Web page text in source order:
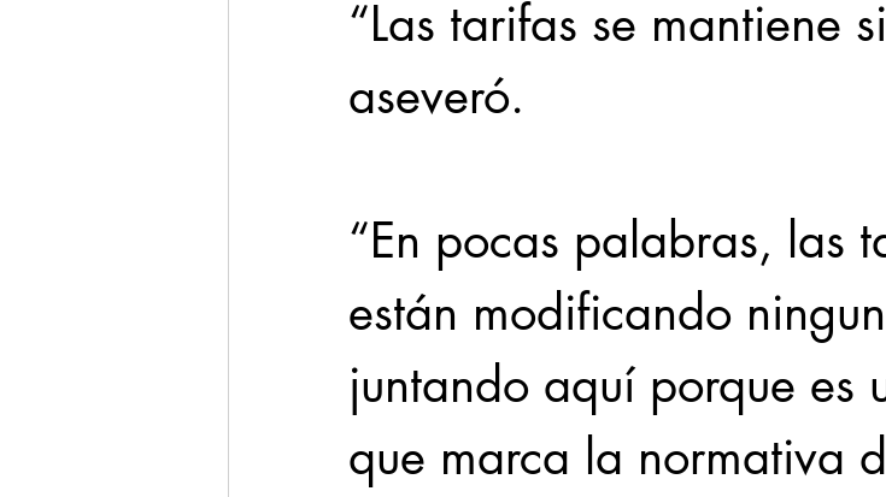
“Las tarifas se mantiene
aseveró.
“En pocas palabras, las
están modificando
juntando aquí porque es
que marca la normativa